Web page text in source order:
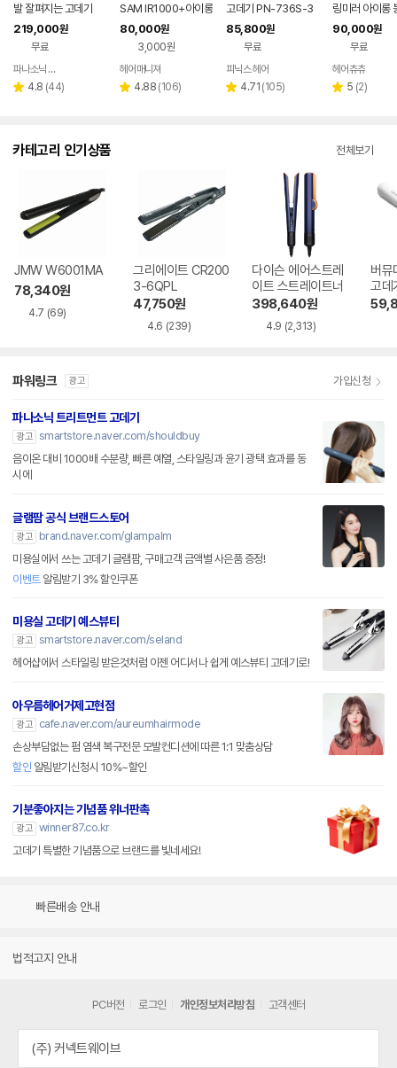
발 잘펴지는 고데기
219,000원
무료
파나소닉 공식판매점
별 4.8 리
(44)
SAM IR1000+아이롱
꼬리빗
80,000원
3,000원
페이
헤어매니져
별 4.88 리
(106)
고데기 PN-736S-3
2 32mm 뿌리볼륨 웨
이브 봉고데기
85,800원
무료
페이
피닉스 헤어
별 4.71 리
(105)
링미러 아이롱
기 32미리(L)
90,000원
무료
헤어츄츄
별 5 리
(2)
카테고리 인기상품 전체보기
JMW W6001MA
78,340원
4.7 (69)
그리에이트 CR200
3-6QPL
47,750원
4.6 (239)
다이슨 에어스트레
이트 스트레이트너
398,640원
4.9 (2,313)
버뮤
파워링크 광고 가입신청
파나소닉 트리트먼트 고데기
광고 smartstore.naver.com/shouldbuy
음이온 대비 1000배 수분량, 빠른 예열, 스타일링과 윤기 광택 효과를 동
시에
글램팜 공식 브랜드스토어
광고
brand.naver.com/glampalm
미용실에서 쓰는 고데기 글램팜, 구매고객 금액별 사은품 증정!
이벤트알림받기 3% 할인쿠폰
미용실 고데기 예스뷰티
광고 smartstore.naver.com/seland
헤어샵에서 스타일링 받은것처럼 이젠 어디서나 쉽게 예스뷰티 고데기로!
아우름헤어거제고현점
광고
cafe.naver.com/aureumhairmode
손상부담없는 펌 염색 복구전문 모발컨디션에 따른 1:1 맞춤상담
할인 알림받기신청시 10%~할인
기분좋아지는 기념품 위너판촉
광고 winner87.co.kr
고데기 특별한 기념품으로 브랜드를 빛네세요!
빠른배송 안내
법적고지 안내
PC버전 로그인 개인정보처리방침 고객센터
(주) 커넥트웨이브